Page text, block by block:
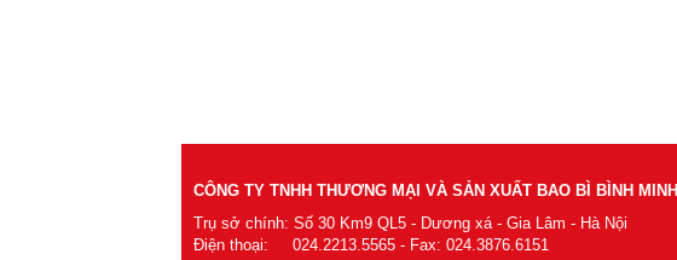
CÔNG TY TNHH THƯƠNG MẠI VÀ SẢN XUẤT BAO BÌ BÌNH MINH
Trụ sở chính: Số 30 Km9 QL5 - Dương xá - Gia Lâm - Hà Nội
Điện thoại: 024.2213.5565 - Fax: 024.3876.6151